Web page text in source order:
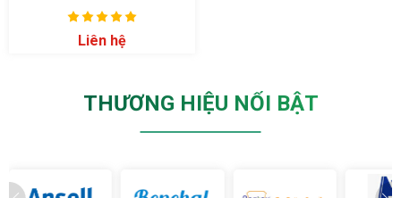
Liên hệ
THƯƠNG HIỆU NỔI BẬT